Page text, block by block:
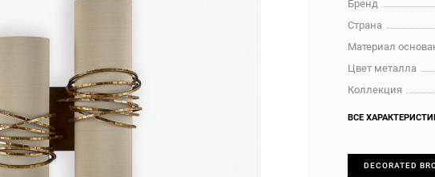
Бренд
Страна
Материал
Цвет металла
Коллекция
ВСЕ
DECORATED